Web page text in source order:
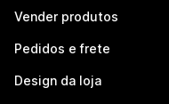
Vender produtos
Pedidos e frete
Design da loja